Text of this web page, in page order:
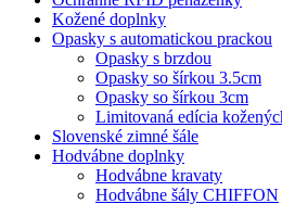
Kožené doplnky
Opasky s automatickou prackou
Opasky s brzdou
Opasky so šírkou 3.5cm
Opasky so šírkou 3cm
Limitovaná edícia
Slovenské zimné šále
Hodvábne doplnky
Hodvábne kravaty
Hodvábne šály CHIFFON